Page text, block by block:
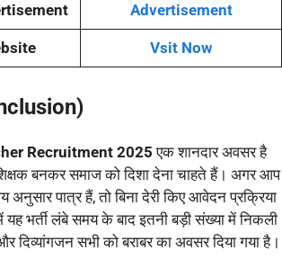
Advertisement
Vsit Now
Recruitment 2025 एक शानदार अवसर है
बनकर समाज को दिशा देना चाहते हैं। अगर आप
अनुसार पात्र हैं, तो बिना देरी किए आवेदन प्रक्रिया
यह भर्ती लंबे समय के बाद इतनी बड़ी संख्या में निकली
दिव्यांगजन सभी को बराबर का अवसर दिया गया है।